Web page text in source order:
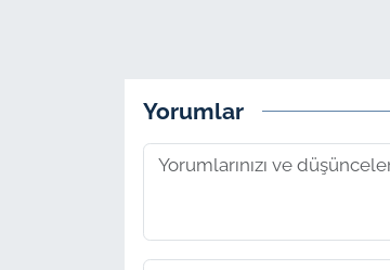
Yorumlar